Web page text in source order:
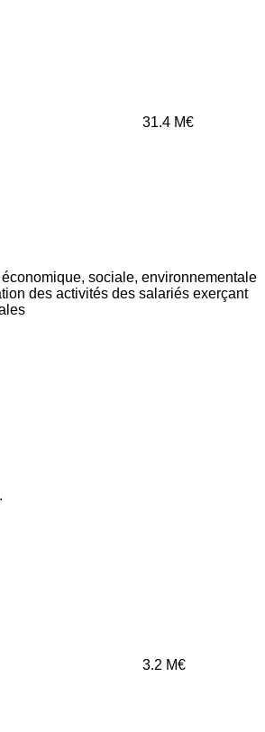
31.4 M€
sociale, environnementale
des activités des salariés exerçant
3.2 M€